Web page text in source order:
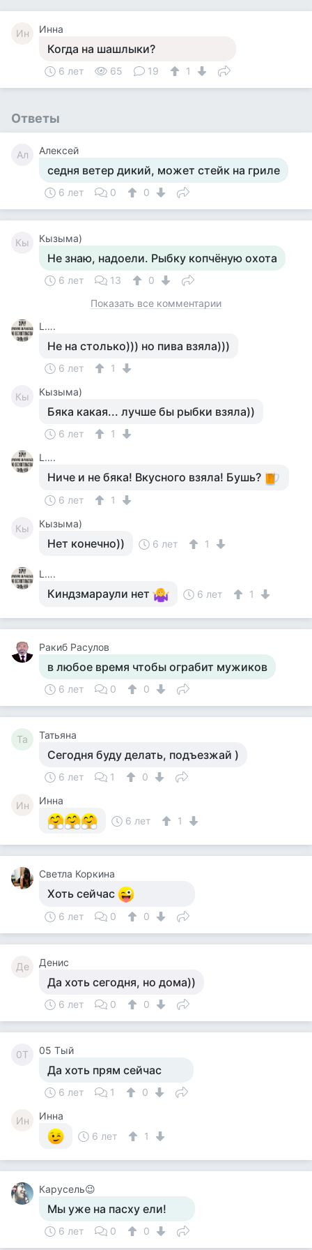
Ин Инна
Когда на шашлыки?
6 лет 65 19 1
Ответы
Ал Алексей
седня ветер дикий, может стейк на гриле
6 лет 0 0
Кы Кызыма)
Не знаю, надоели. Рыбку копчёную охота
6 лет 13
0
Показать все комментарии
L….
Не на столько))) но пива взяла)))
6 лет 1
Кы Кызыма)
Бяка какая... лучше бы рыбки взяла))
6 лет
1
L….
Ниче и не бяка! Вкусного взяла! Бушь?
6 лет 1
Кы Кызыма)
Нет конечно)) 6 лет 1
L….
Киндзмараули нет 6 лет 1
Ракиб Расулов
в любое время чтобы ограбит мужиков
6 лет 0 0
Та Татьяна
Сегодня буду делать, подъезжай )
6 лет 1 0
Ин
Инна
6 лет
1
Светла Коркина
Хоть сейчас
6 лет 0 0
Де Денис
Да хоть сегодня, но дома))
6 лет 0 0
0Т 05 Тый
Да хоть прям сейчас
6 лет 1 0
Ин
Инна
6 лет
1
Карусель😉
Мы уже на пасху ели!
6 лет 0 0